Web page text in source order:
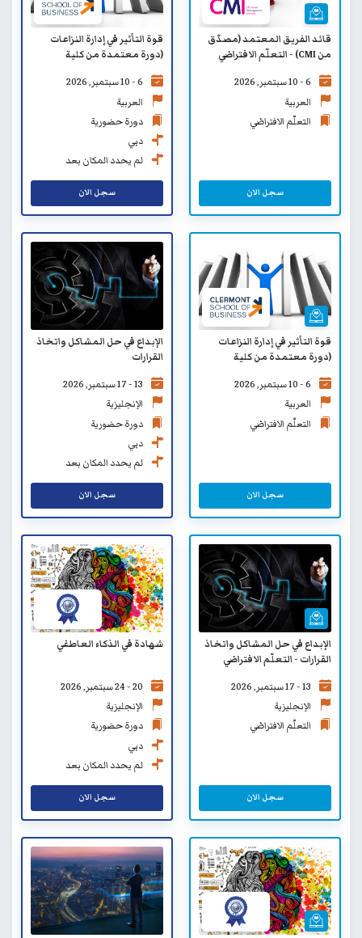
قائد الفريق المعتمد (مصدّق
من CMI) - التعلّم الافتراضي
6 - 10 سبتمبر, 2026
العربية
التعلّم الافتراضي
سجل الان
قوة التأثير في إدارة النزاعات
(دورة معتمدة من كلية
6 - 10 سبتمبر, 2026
العربية
دورة حضورية
دبي
لم يحدد المكان بعد
سجل الان
قوة التأثير في إدارة النزاعات
(دورة معتمدة من كلية
التعلّم الافتراضي
6 - 10 سبتمبر, 2026
العربية
التعلّم الافتراضي
سجل الان
الإبداع في حل المشاكل واتخاذ
القرارات
13 - 17 سبتمبر, 2026
الإنجليزية
دورة حضورية
دبي
لم يحدد المكان بعد
سجل الان
الإبداع في حل المشاكل واتخاذ
القرارات - التعلّم الافتراضي
13 - 17 سبتمبر, 2026
الإنجليزية
التعلّم الافتراضي
سجل الان
شهادة في الذكاء العاطفي
20 - 24 سبتمبر, 2026
الإنجليزية
دورة حضورية
دبي
لم يحدد المكان بعد
سجل الان